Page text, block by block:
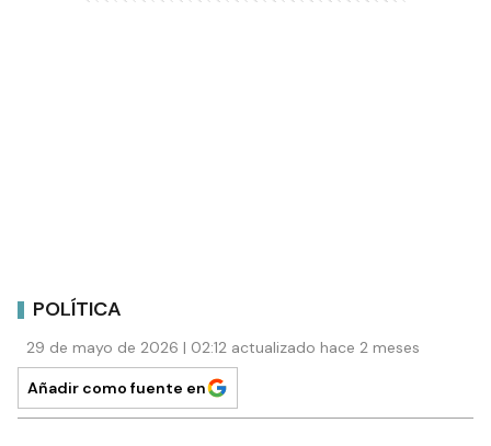
POLÍTICA
29 de mayo de 2026 | 02:12 actualizado hace 2 meses
Añadir como fuente en